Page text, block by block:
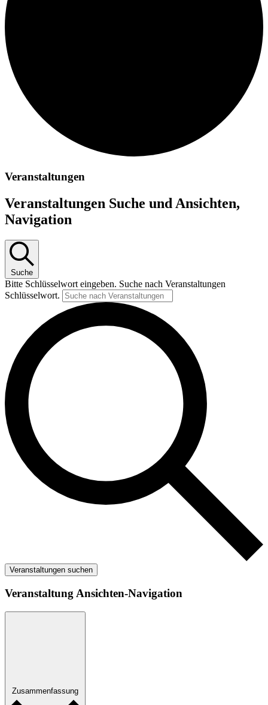
Veranstaltungen
Veranstaltungen Suche und Ansichten,
Navigation
Suche
Bitte Schlüsselwort eingeben. Suche nach Veranstaltungen
Schlüsselwort.
Veranstaltungen suchen
Veranstaltung Ansichten-Navigation
Zusammenfassung